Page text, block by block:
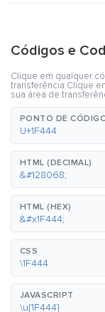
Códigos e
Clique em qualquer
transferência.Clique
sua área de
PONTO DE
U+1F444
HTML (DECIMAL)
&#128068;
HTML (HEX)
&#x1F444;
CSS
\1F444
JAVASCRIPT
\u{1F444}